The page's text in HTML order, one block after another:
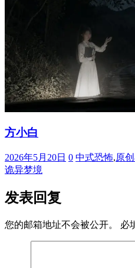
方小白
2026年5月20日 0 中式恐怖,原
诡异梦境
发表回复
您的邮箱地址不会被公开。 必